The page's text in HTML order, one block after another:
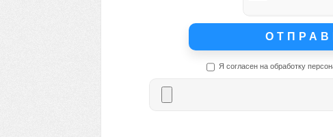
Я согласен на обработку